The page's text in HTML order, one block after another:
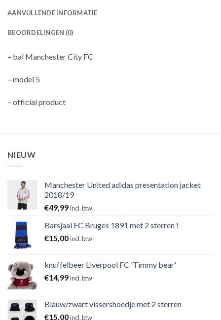
AANVULLENDE INFORMATIE
BEOORDELINGEN (0)
– bal Manchester City FC
– model 5
– official product
NIEUW
Manchester United adidas presentation jacket
2018/19
€49,99incl. btw
Barsjaal FC Bruges 1891 met 2 sterren !
€15,00incl. btw
knuffelbeer Liverpool FC 'Timmy bear'
€14,99incl. btw
Blauw/zwart vissershoedje met 2 sterren
€15,00incl. btw